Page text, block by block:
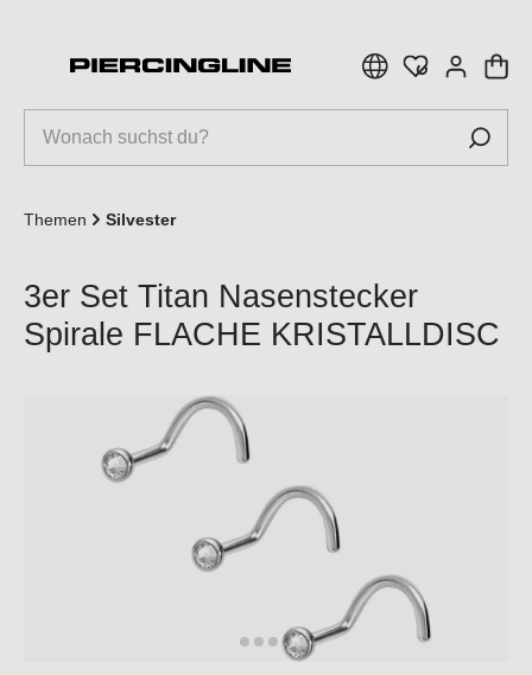
Themen Silvester
3er Set Titan Nasenstecker
Spirale FLACHE KRISTALLDISC